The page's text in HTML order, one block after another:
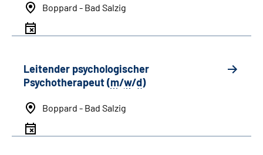
Boppard - Bad Salzig
Leitender psychologischer
Psychotherapeut (m/w/d)
Boppard - Bad Salzig